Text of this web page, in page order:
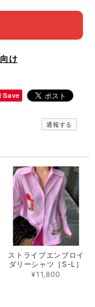
け
Save
通報する
ストライプエンブロイ
ダリーシャツ［S-L］
¥11,800